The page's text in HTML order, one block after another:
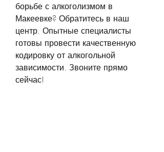
борьбе с алкоголизмом в
Макеевке? Обратитесь в наш
центр. Опытные специалисты
готовы провести качественную
кодировку от алкогольной
зависимости. Звоните прямо
сейчас!